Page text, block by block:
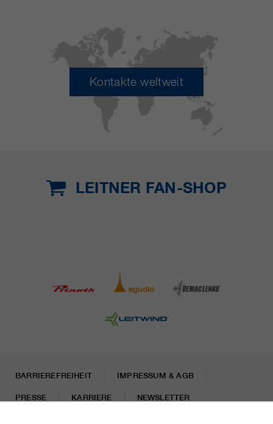
Kontakte weltweit
LEITNER FAN-SHOP
BARRIEREFREIHEIT IMPRESSUM & AGB
PRESSE KARRIERE NEWSLETTER